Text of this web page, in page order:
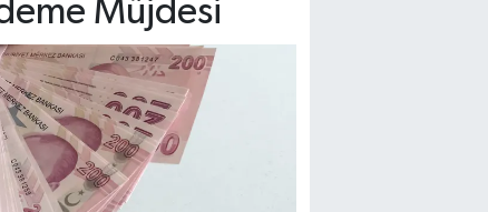
Müjdesi